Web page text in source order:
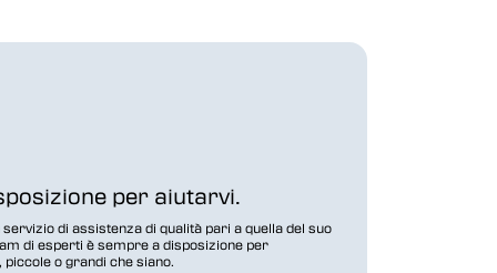
per aiutarvi.
di assistenza di qualità pari a quella del suo
di esperti è sempre a disposizione per
o grandi che siano.